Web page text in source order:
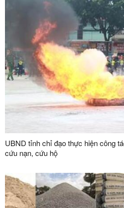
UBND tỉnh chỉ đạo thực hiện công
cứu nạn, cứu hộ